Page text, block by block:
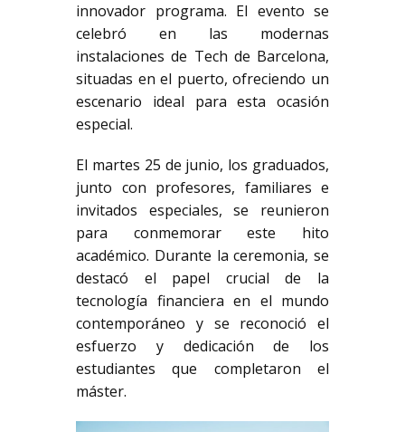
innovador programa. El evento se
celebró en las modernas
instalaciones de Tech de Barcelona,
situadas en el puerto, ofreciendo un
escenario ideal para esta ocasión
especial.
El martes 25 de junio, los graduados,
junto con profesores, familiares e
invitados especiales, se reunieron
para conmemorar este hito
académico. Durante la ceremonia, se
destacó el papel crucial de la
tecnología financiera en el mundo
contemporáneo y se reconoció el
esfuerzo y dedicación de los
estudiantes que completaron el
máster.